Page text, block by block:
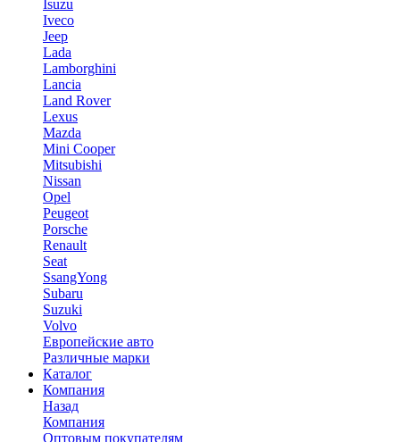
Isuzu
Iveco
Jeep
Lada
Lamborghini
Lancia
Land Rover
Lexus
Mazda
Mini Cooper
Mitsubishi
Nissan
Opel
Peugeot
Porsche
Renault
Seat
SsangYong
Subaru
Suzuki
Volvo
Европейские авто
Различные марки
Каталог
Компания
Назад
Компания
Оптовым покупателям